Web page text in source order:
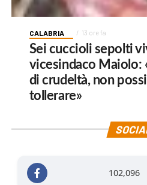
CALABRIA 13 ore fa
Sei cuccioli sepolti
vicesindaco Maiolo:
di crudeltà, non
tollerare»
102,096